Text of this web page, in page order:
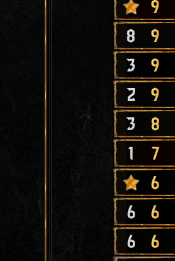
9
8 9
3 9
2 9
3 8
1 7
6
6 6
6 6